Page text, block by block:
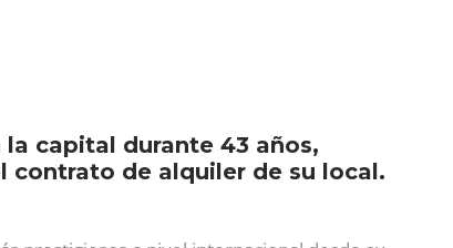
capital durante 43 años,
contrato de alquiler de su local.